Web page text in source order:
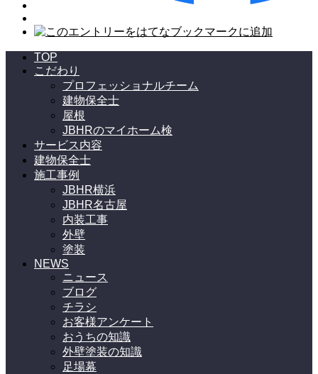
TOP
こだわり
プロフェッショナルチーム
建物保全士
屋根
JBHRのマイホーム検
サービス内容
建物保全士
施工事例
JBHR横浜
JBHR名古屋
内装工事
外壁
塗装
NEWS
ニュース
ブログ
チラシ
お客様アンケート
おうちの知識
外壁塗装の知識
足場幕